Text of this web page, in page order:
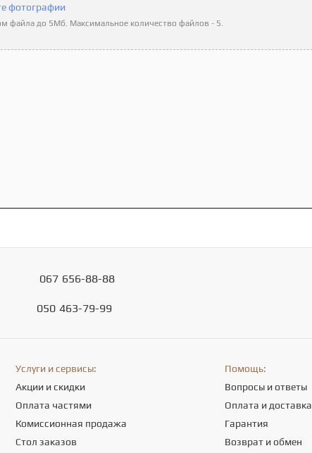
фотографии
файла до 5Мб. Максимальное количество файлов - 5.
067 656-88-88
050 463-79-99
Услуги и сервисы:
Акции и скидки
Оплата частями
Комиссионная продажа
Стол заказов
Помощь:
Вопросы и ответы
Оплата и доставка
Гарантия
Возврат и обмен